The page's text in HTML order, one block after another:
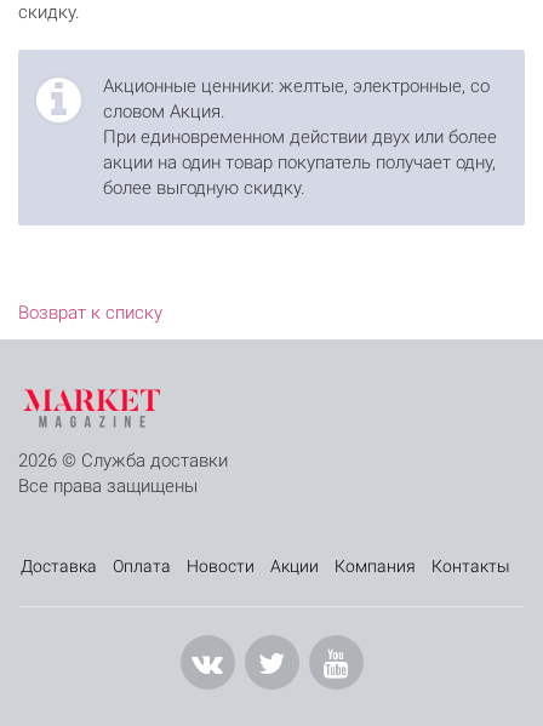
скидку.
Акционные ценники: желтые, электронные, со
словом Акция.
При единовременном действии двух или более
акции на один товар покупатель получает одну,
более выгодную скидку.
Возврат к списку
2026 © Служба доставки
Все права защищены
Доставка Оплата Новости Акции Компания Контакты